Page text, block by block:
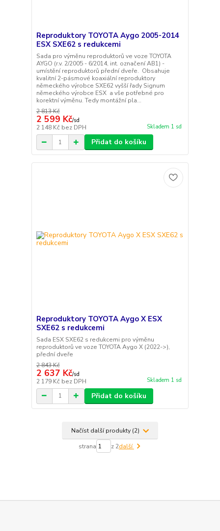
Reproduktory TOYOTA Aygo 2005-2014
ESX SXE62 s redukcemi
Sada pro výměnu reproduktorů ve voze TOYOTA
AYGO (r.v. 2/2005 - 6/2014, int. označení AB1) -
umístění reproduktorů přední dveře. Obsahuje
kvalitní 2-pásmové koaxiální reproduktory
německého výrobce SXE62 vyšší řady Signum
německého výrobce ESX a vše potřebné pro
korektní výměnu. Tedy montážní pla...
2 813 Kč
2 599 Kč/sd
2 148 Kč bez DPH Skladem 1 sd
Přidat do košíku
Reproduktory TOYOTA Aygo X ESX
SXE62 s redukcemi
Sada ESX SXE62 s redukcemi pro výměnu
reproduktorů ve voze TOYOTA Aygo X (2022->),
přední dveře
2 843 Kč
2 637 Kč/sd
2 179 Kč bez DPH Skladem 1 sd
Přidat do košíku
Načíst další produkty (2)
strana z 2další